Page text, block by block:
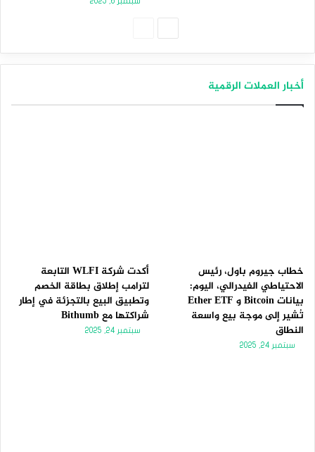
أخبار العملات الرقمية
خطاب جيروم باول، رئيس
الاحتياطي الفيدرالي، اليوم:
بيانات Bitcoin و Ether ETF
تُشير إلى موجة بيع واسعة
النطاق
سبتمبر 24, 2025
أكدت شركة WLFI التابعة
لترامب إطلاق بطاقة الخصم
وتطبيق البيع بالتجزئة في إطار
شراكتها مع Bithumb
سبتمبر 24, 2025